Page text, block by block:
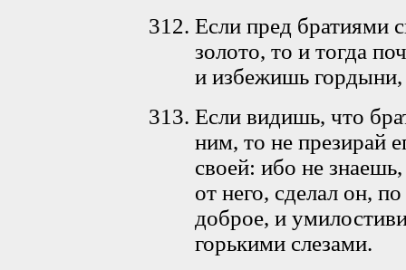
Если пред братиями
золото, то и тогда
и избежишь
Если видишь, что
ним, то не презирай
своей: ибо не
от него, сделал он,
доброе, и
горькими слезами.